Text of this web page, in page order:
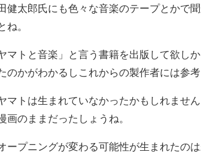
健太郎氏にも色々な音楽のテープとかで
ね。
マトと音楽」と言う書籍を出版して欲し
のかがわかるしこれからの製作者には参
マトは生まれていなかったかもしれませ
画のままだったしょうね。
ープニングが変わる可能性が生まれたの